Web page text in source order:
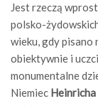
Jest rzeczą
polsko-
wieku, gdy pisano
obiektywnie i
monumentalne
Niemiec